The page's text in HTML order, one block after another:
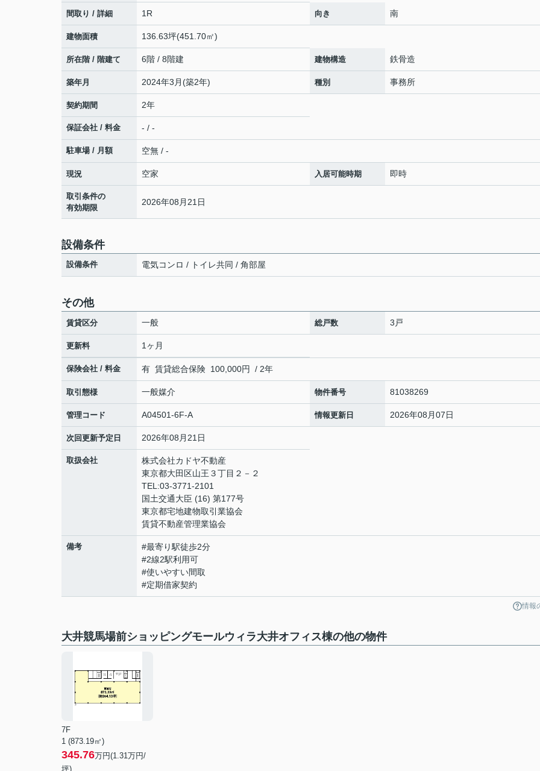
間取り / 詳細 1R 向き 南
建物面積 136.63坪(451.70㎡)
所在階 / 階建て 6階 / 8階建 建物構造 鉄骨造
築年月 2024年3月(築2年) 種別 事務所
契約期間 2年
保証会社 / 料金 - / -
駐車場 / 月額 空無 / -
現況 空家 入居可能時期 即時
取引条件の
有効期限
2026年08月21日
設備条件
設備条件 電気コンロ / トイレ共同 / 角部屋
その他
賃貸区分 一般 総戸数 3戸
更新料 1ヶ月
保険会社 / 料金 有 賃貸総合保険 100,000円 / 2年
取引態様 一般媒介 物件番号 81038269
管理コード A04501-6F-A 情報更新日 2026年08月07日
次回更新予定日 2026年08月21日
取扱会社
株式会社カドヤ不動産
東京都大田区山王３丁目２－２
TEL:03-3771-2101
国土交通大臣 (16) 第177号
東京都宅地建物取引業協会
賃貸不動産管理業協会
備考
#最寄り駅徒歩2分
#2線2駅利用可
#使いやすい間取
#定期借家契約
情報
大井競馬場前ショッピングモールウィラ大井オフィス棟の他の物件
7F
1 (873.19㎡)
345.76万円(1.31万円/
坪)